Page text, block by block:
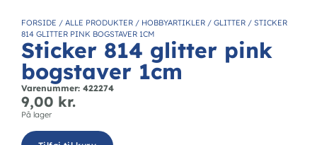
FORSIDE / ALLE PRODUKTER / HOBBYARTIKLER / GLITTER / STICKER
814 GLITTER PINK BOGSTAVER 1CM
Sticker 814 glitter pink
bogstaver 1cm
Varenummer: 422274
9,00 kr.
På lager